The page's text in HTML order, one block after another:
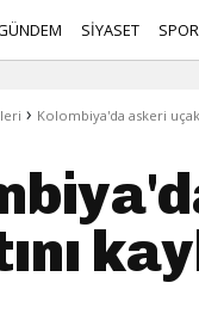
SİYASET SPOR
› Kolombiya'da askeri